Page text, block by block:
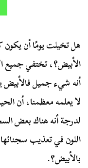
هل تخيلت يومًا أن يكون
الأبيض؟، تختفي جميع
أنه شيء جميل فالأبيض
لا يعلمه معظمنا، أن
لدرجة أنه هناك بعض
اللون في تعذيب
بالأبيض؟.